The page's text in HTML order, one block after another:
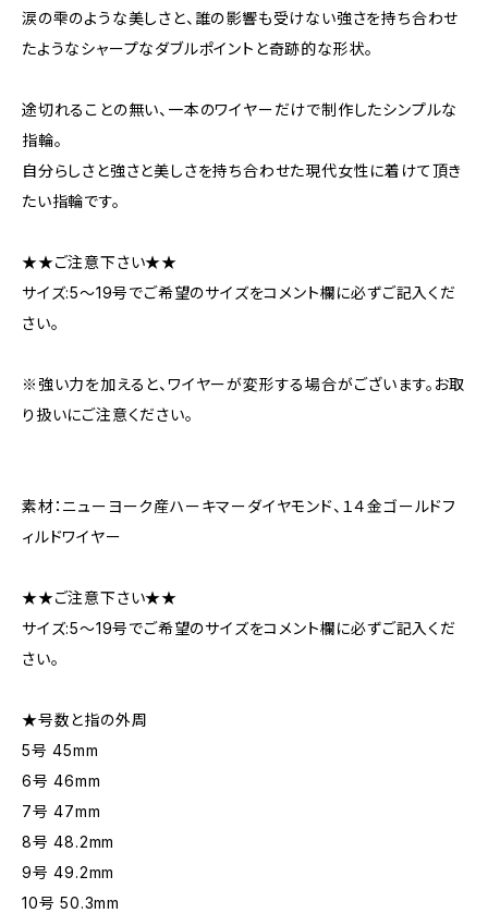
涙の雫のような美しさと、誰の影響も受けない強さを持ち合わせ
たようなシャープなダブルポイントと奇跡的な形状。
途切れることの無い、一本のワイヤーだけで制作したシンプルな
指輪。
自分らしさと強さと美しさを持ち合わせた現代女性に着けて頂き
たい指輪です。
★★ご注意下さい★★
サイズ:5～19号でご希望のサイズをコメント欄に必ずご記入くだ
さい。
※強い力を加えると、ワイヤーが変形する場合がございます。お取
り扱いにご注意ください。
素材：ニューヨーク産ハーキマーダイヤモンド、１４金ゴールドフ
ィルドワイヤー
★★ご注意下さい★★
サイズ:5～19号でご希望のサイズをコメント欄に必ずご記入くだ
さい。
★号数と指の外周
5号 45mm
6号 46mm
7号 47mm
8号 48.2mm
9号 49.2mm
10号 50.3mm